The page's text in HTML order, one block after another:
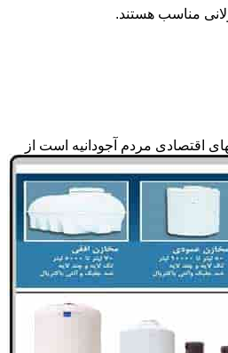
مناسب هستند.
اقتصادی مردم آجودانیه است از